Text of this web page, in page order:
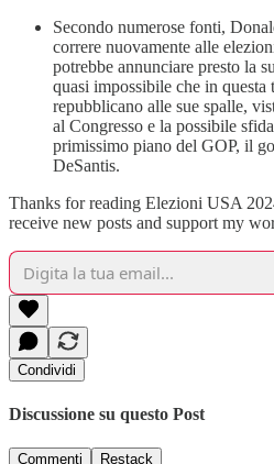
Secondo numerose fonti,
correre nuovamente alle
potrebbe annunciare presto la
quasi impossibile che in
repubblicano alle sue spalle,
al Congresso e la possibile
primissimo piano del GOP, il
DeSantis.
Thanks for reading Elezioni USA
receive new posts and support my
Condividi
Discussione su questo Post
Commenti Restack